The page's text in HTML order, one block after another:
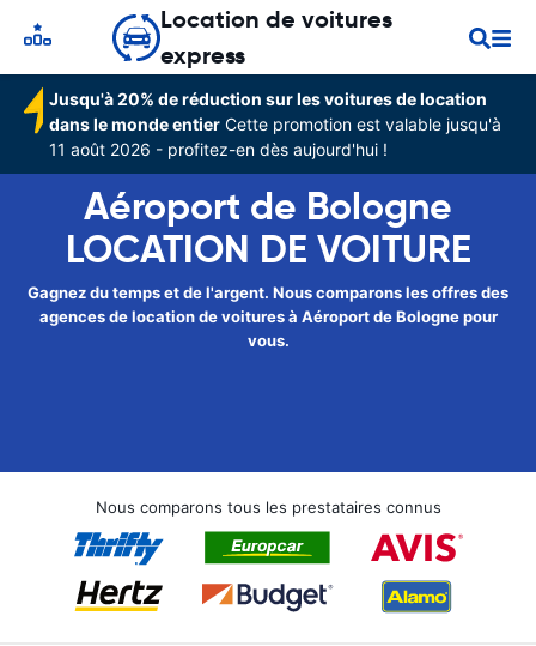
Location de voitures
express
Jusqu'à 20% de réduction sur les voitures de location
dans le monde entier Cette promotion est valable jusqu'à
11 août 2026 - profitez-en dès aujourd'hui !
Aéroport de Bologne
LOCATION DE VOITURE
Gagnez du temps et de l'argent. Nous comparons les offres des
agences de location de voitures à Aéroport de Bologne pour
vous.
Nous comparons tous les prestataires connus